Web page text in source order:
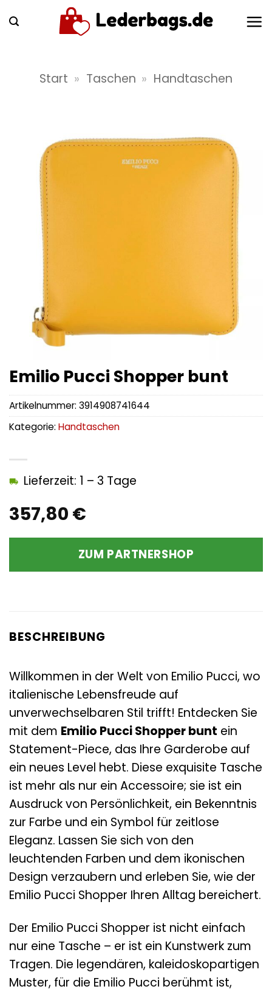
Inhalt
Start » Taschen » Handtaschen
Emilio Pucci Shopper bunt
357,80 €
Lieferzeit: 1 – 3 Tage
ZUM PARTNERSHOP
Artikelnummer: 3914908741644
Kategorie: Handtaschen
BESCHREIBUNG
Willkommen in der Welt von Emilio Pucci, wo
italienische Lebensfreude auf
unverwechselbaren Stil trifft! Entdecken Sie
mit dem Emilio Pucci Shopper bunt ein
Statement-Piece, das Ihre Garderobe auf
ein neues Level hebt. Diese exquisite Tasche
ist mehr als nur ein Accessoire; sie ist ein
Ausdruck von Persönlichkeit, ein Bekenntnis
zur Farbe und ein Symbol für zeitlose
Eleganz. Lassen Sie sich von den
leuchtenden Farben und dem ikonischen
Design verzaubern und erleben Sie, wie der
Emilio Pucci Shopper Ihren Alltag bereichert.
Der Emilio Pucci Shopper ist nicht einfach
nur eine Tasche – er ist ein Kunstwerk zum
Tragen. Die legendären, kaleidoskopartigen
Muster, für die Emilio Pucci berühmt ist,